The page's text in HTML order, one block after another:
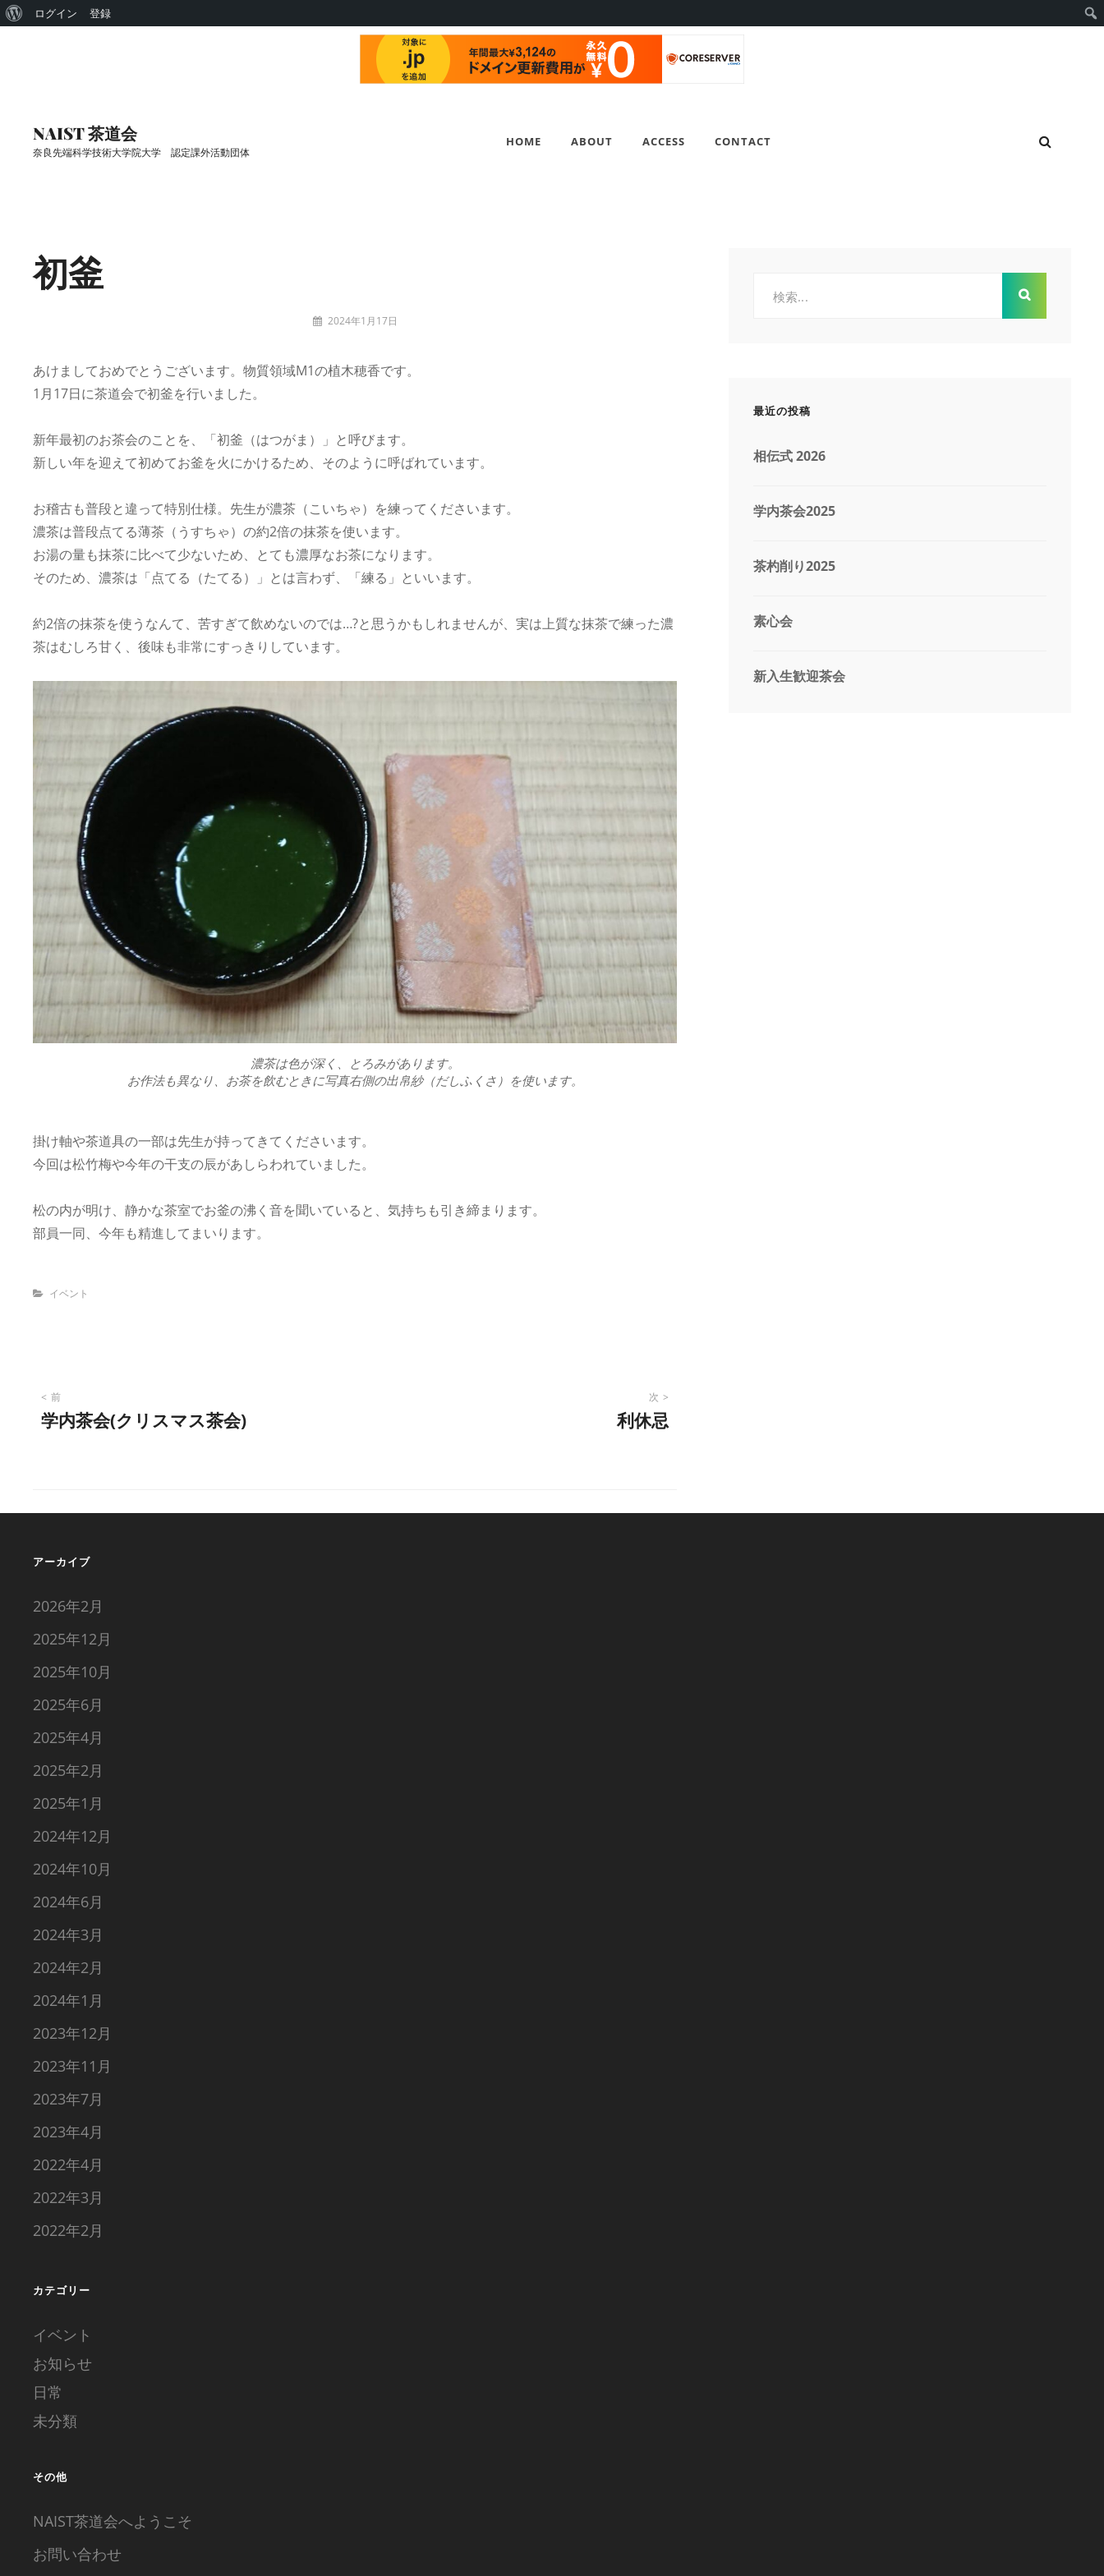
WordPress
ログイン 登録
NAIST 茶道会
奈良先端科学技術大学院大学 認定課外活動団体
HOME ABOUT ACCESS CONTACT
初釜
投 2024年1月17日
あけましておめでとうございます。物質領域M1の植木穂香です。
1月17日に茶道会で初釜を行いました。
新年最初のお茶会のことを、「初釜（はつがま）」と呼びます。
新しい年を迎えて初めてお釜を火にかけるため、そのように呼ばれています。
お稽古も普段と違って特別仕様。先生が濃茶（こいちゃ）を練ってくださいます。
濃茶は普段点てる薄茶（うすちゃ）の約2倍の抹茶を使います。
お湯の量も抹茶に比べて少ないため、とても濃厚なお茶になります。
そのため、濃茶は「点てる（たてる）」とは言わず、「練る」といいます。
約2倍の抹茶を使うなんて、苦すぎて飲めないのでは…?と思うかもしれませんが、実は上質な抹茶で練った濃
茶はむしろ甘く、後味も非常にすっきりしています。
濃茶は色が深く、とろみがあります。
お作法も異なり、お茶を飲むときに写真右側の出帛紗（だしふくさ）を使います。
掛け軸や茶道具の一部は先生が持ってきてくださいます。
今回は松竹梅や今年の干支の辰があしらわれていました。
松の内が明け、静かな茶室でお釜の沸く音を聞いていると、気持ちも引き締まります。
部員一同、今年も精進してまいります。
Categories
イベント
投
ナ
ビ
ゲ
ー
シ
ョ
ン
前
学内茶会(クリスマス茶会)
次
利休忌
最近の投稿
相伝式 2026
学内茶会2025
茶杓削り2025
素心会
新入生歓迎茶会
アーカイブ
2026年2月
2025年12月
2025年10月
2025年6月
2025年4月
2025年2月
2025年1月
2024年12月
2024年10月
2024年6月
2024年3月
2024年2月
2024年1月
2023年12月
2023年11月
2023年7月
2023年4月
2022年4月
2022年3月
2022年2月
カテゴリー
イベント
お知らせ
日常
未分類
その他
NAIST茶道会へようこそ
お問い合わせ